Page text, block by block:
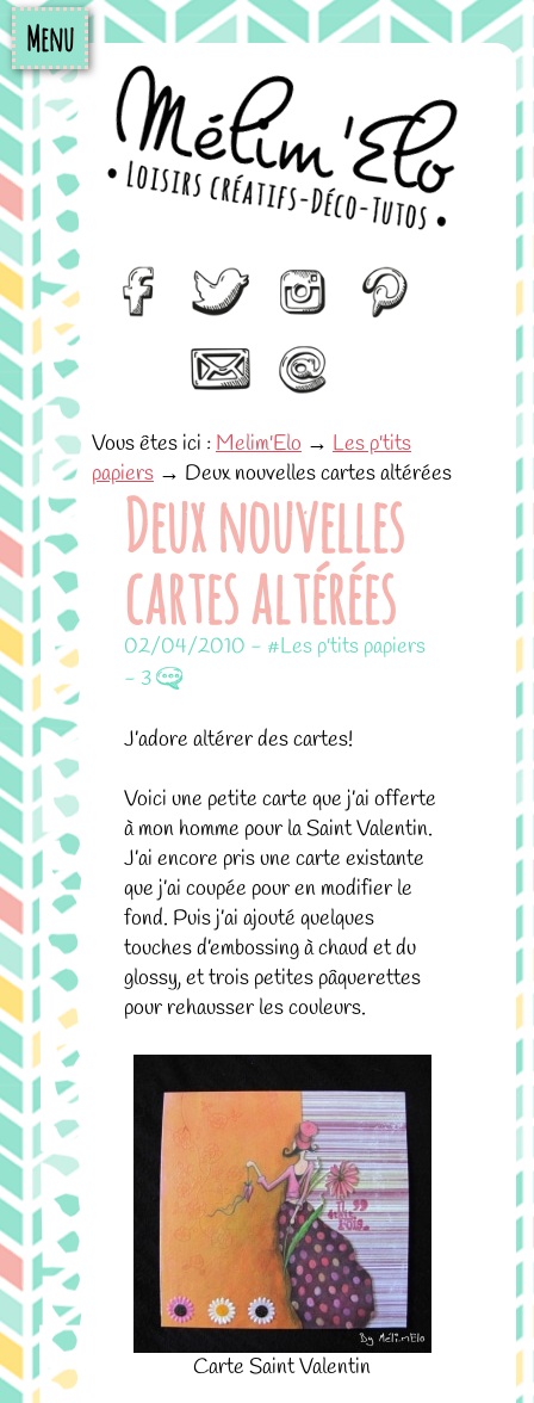
Vous êtes ici :Melim'Elo → Les p'tits
papiers → Deux nouvelles cartes altérées
Deux nouvelles
cartes altérées
02/04/2010 - #Les p'tits papiers
- 3
J’adore altérer des cartes!
Voici une petite carte que j’ai offerte
à mon homme pour la Saint Valentin.
J’ai encore pris une carte existante
que j’ai coupée pour en modifier le
fond. Puis j’ai ajouté quelques
touches d’embossing à chaud et du
glossy, et trois petites pâquerettes
pour rehausser les couleurs.
Carte Saint Valentin
Menu